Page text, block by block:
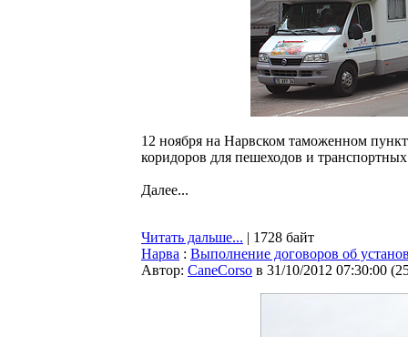
12 ноября на Нарвском таможенном
коридоров для пешеходов и транспортных
Далее...
Читать дальше... | 1728 байт
Нарва : Выполнение договоров об
Автор: CaneCorso в 31/10/2012 07:30:00 (